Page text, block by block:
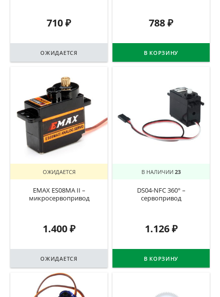
710₽
ОЖИДАЕТСЯ
788₽
В КОРЗИНУ
ОЖИДАЕТСЯ
EMAX ES08MA II –
микросервопривод
1.400₽
ОЖИДАЕТСЯ
В НАЛИЧИИ 23
DS04-NFC 360° –
сервопривод
1.126₽
В КОРЗИНУ